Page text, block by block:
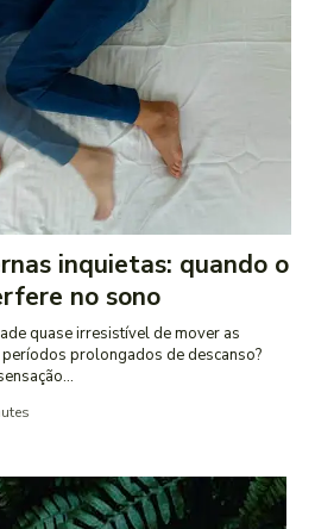
inquietas: quando o
no sono
quase irresistível de mover as
prolongados de descanso?